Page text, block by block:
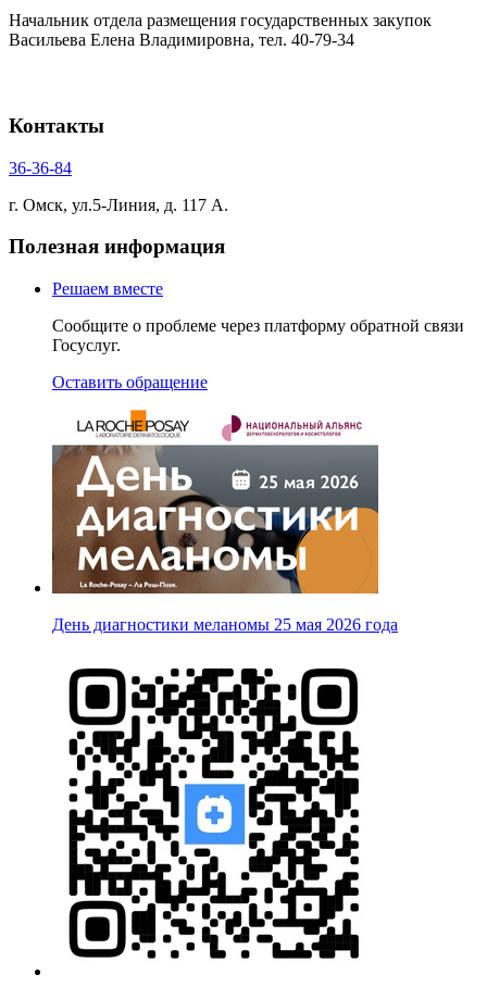
Начальник отдела размещения государственных закупок
Васильева Елена Владимировна, тел. 40-79-34
Контакты
36-36-84
г. Омск, ул.5-Линия, д. 117 А.
Полезная информация
Решаем вместе
Сообщите о проблеме через платформу обратной связи
Госуслуг.
Оставить обращение
День диагностики меланомы 25 мая 2026 года